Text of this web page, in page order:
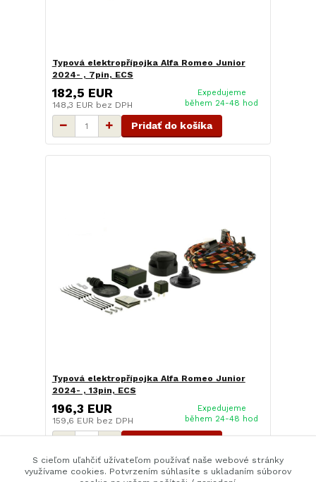
Typová elektropřípojka Alfa Romeo Junior
2024- , 7pin, ECS
182,5 EUR
148,3 EUR bez DPH
Expedujeme
během 24-48 hod
Pridať do košíka
Typová elektropřípojka Alfa Romeo Junior
2024- , 13pin, ECS
196,3 EUR
159,6 EUR bez DPH
Expedujeme
během 24-48 hod
S cieľom uľahčiť užívateľom používať naše webové stránky
využívame cookies. Potvrzením súhlasíte s ukladaním súborov